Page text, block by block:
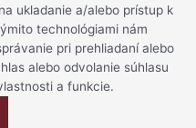
ukladanie a/alebo prístup k
technológiami nám
pri prehliadaní alebo
alebo odvolanie súhlasu
a funkcie.